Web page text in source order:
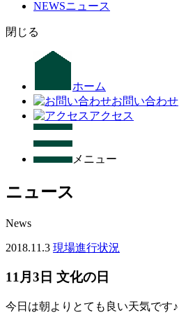
NEWSニュース
閉じる
ホーム
お問い合わせ
アクセス
メニュー
ニュース
News
2018.11.3 現場進行状況
11月3日 文化の日
今日は朝よりとても良い天気です♪